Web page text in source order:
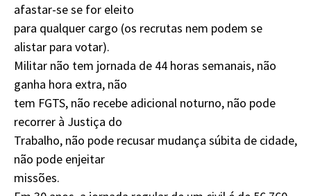
afastar-se se for eleito
para qualquer cargo (os recrutas nem podem se
alistar para votar).
Militar não tem jornada de 44 horas semanais, não
ganha hora extra, não
tem FGTS, não recebe adicional noturno, não pode
recorrer à Justiça do
Trabalho, não pode recusar mudança súbita de cidade,
não pode enjeitar
missões.